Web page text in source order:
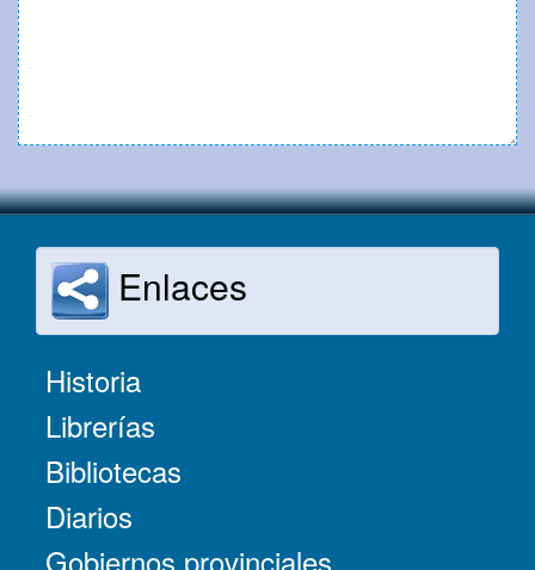
Enlaces
Historia
Librerías
Bibliotecas
Diarios
Gobiernos provinciales